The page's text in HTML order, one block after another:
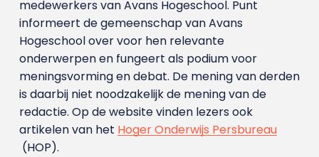
medewerkers van Avans Hoge­school. Punt
informeert de gemeenschap van Avans
Hogeschool over voor hen relevante
onderwerpen en fungeert als podium voor
meningsvorming en debat. De mening van derden
is daarbij niet noodzakelijk de mening van de
redactie. Op de website vinden lezers ook
artikelen van het Hoger Onderwijs Persbureau
(HOP).